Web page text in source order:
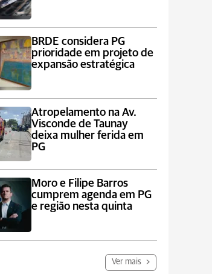
BRDE considera PG
prioridade em projeto de
expansão estratégica
Atropelamento na Av.
Visconde de Taunay
deixa mulher ferida em
PG
Moro e Filipe Barros
cumprem agenda em PG
e região nesta quinta
Ver mais